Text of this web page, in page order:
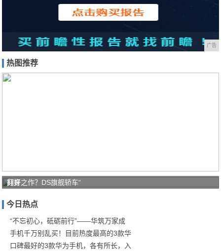
广告
热图推荐
打好
防疫
保卫
战！
商汤
翻身之作？DS旗舰轿车“
今日热点
“不忘初心，砥砺前行”——华筑万家成
手机千万别乱买！目前热度最高的3款华
口碑最好的3款华为手机，各有所长，入